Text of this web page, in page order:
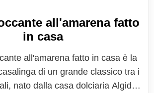
all'amarena fatto
in casa
all'amarena fatto in casa è la
di un grande classico tra i
nato dalla casa dolciaria Algida,